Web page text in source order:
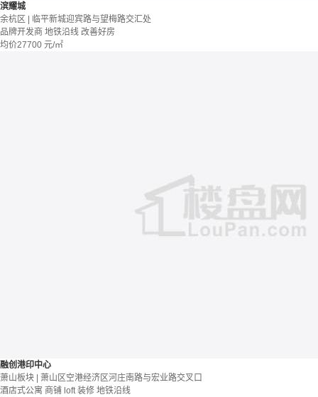
滨耀城
余杭区 | 临平新城迎宾路与望梅路交汇处
品牌开发商 地铁沿线 改善好房
均价27700 元/㎡
融创港印中心
萧山板块 | 萧山区空港经济区河庄南路与宏业路交叉口
酒店式公寓 商铺 loft 装修 地铁沿线